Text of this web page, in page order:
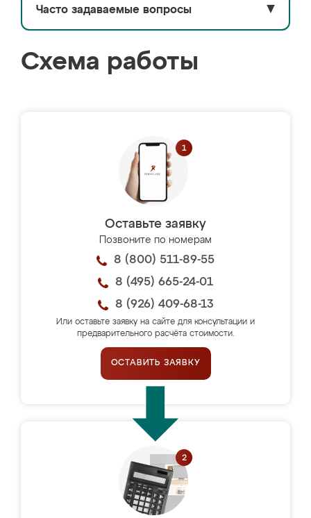
Часто задаваемые вопросы ▼
Схема работы
Оставьте заявку
Позвоните по номерам
8 (800) 511-89-55
8 (495) 665-24-01
8 (926) 409-68-13
Или оставьте заявку на сайте для консультации и
предварительного расчёта стоимости.
ОСТАВИТЬ ЗАЯВКУ